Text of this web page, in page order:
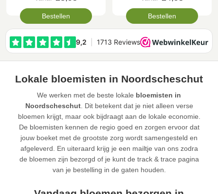
Bestellen Bestellen
Lokale bloemisten in Noordscheschut
We werken met de beste lokale bloemisten in
Noordscheschut. Dit betekent dat je niet alleen verse
bloemen krijgt, maar ook bijdraagt aan de lokale economie.
De bloemisten kennen de regio goed en zorgen ervoor dat
jouw boeket met de grootste zorg wordt samengesteld en
afgeleverd. En uiteraard krijg je een mailtje van ons zodra
de bloemen zijn bezorgd of je kunt de track & trace pagina
van je bestelling in de gaten houden.